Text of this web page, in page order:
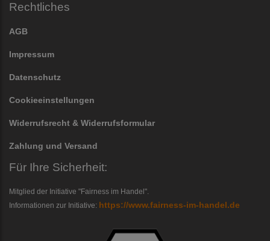
Rechtliches
AGB
Impressum
Datenschutz
Cookieeinstellungen
Widerrufsrecht & Widerrufsformular
Zahlung und Versand
Für Ihre Sicherheit:
Mitglied der Initiative "Fairness im Handel".
Informationen zur Initiative: https://www.fairness-im-handel.de